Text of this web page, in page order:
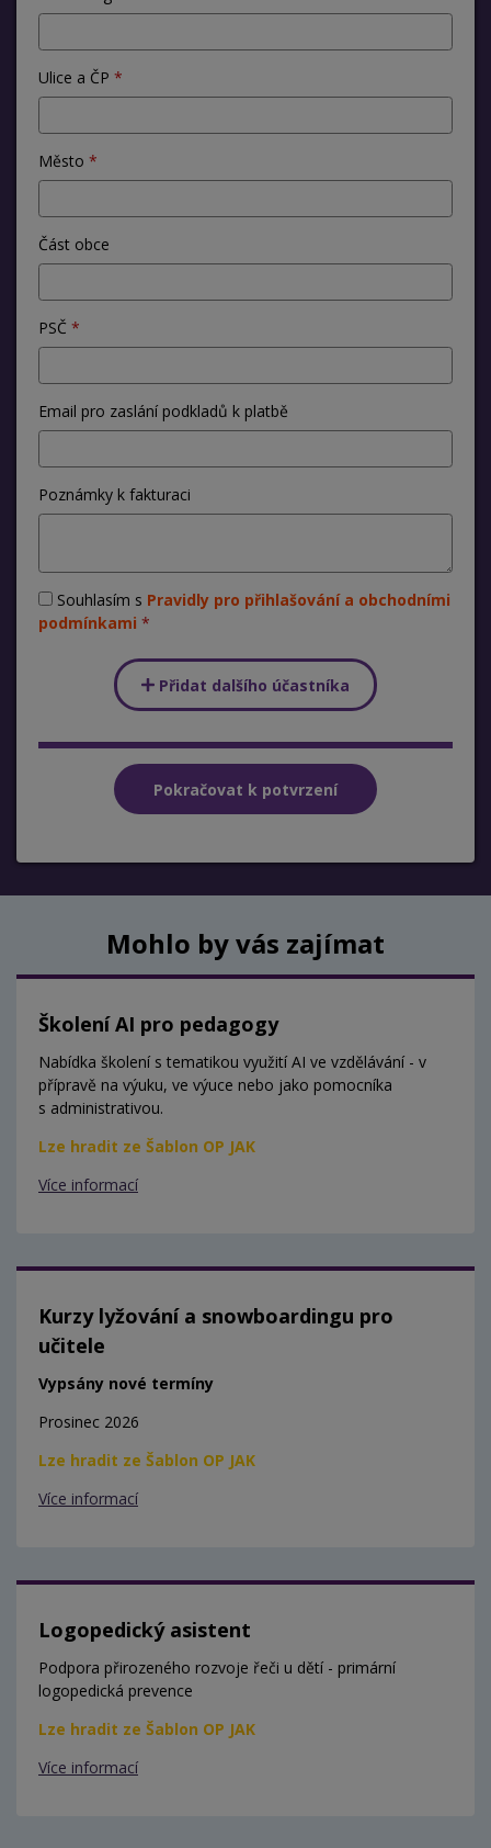
Ulice a ČP
Město
Část obce
PSČ
Email pro zaslání podkladů k platbě
Poznámky k fakturaci
Souhlasím s Pravidly pro přihlašování a obchodními
podmínkami
Přidat dalšího účastníka
Mohlo by vás zajímat
Školení AI pro pedagogy
Nabídka školení s tematikou využití AI ve vzdělávání - v
přípravě na výuku, ve výuce nebo jako pomocníka
s administrativou.
Lze hradit ze Šablon OP JAK
Více informací
Kurzy lyžování a snowboardingu pro
učitele
Vypsány nové termíny
Prosinec 2026
Lze hradit ze Šablon OP JAK
Více informací
Logopedický asistent
Podpora přirozeného rozvoje řeči u dětí - primární
logopedická prevence
Lze hradit ze Šablon OP JAK
Více informací